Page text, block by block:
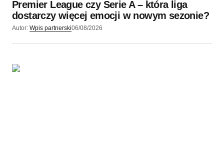
Wyślij komentarz
Premier League czy Serie A – która liga
dostarczy więcej emocji w nowym sezonie?
Autor: Wpis partnerski06/08/2026